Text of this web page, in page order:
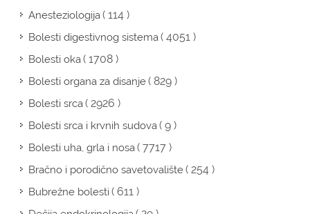
Anesteziologija( 114 )
Bolesti digestivnog sistema( 4051 )
Bolesti oka( 1708 )
Bolesti organa za disanje( 829 )
Bolesti srca( 2926 )
Bolesti srca i krvnih sudova( 9 )
Bolesti uha, grla i nosa( 7717 )
Bračno i porodično savetovalište( 254 )
Bubrežne bolesti( 611 )